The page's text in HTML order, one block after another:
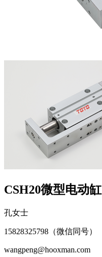
CSH20微型电动缸
孔女士
15828325798（微信同号）
wangpeng@hooxman.com